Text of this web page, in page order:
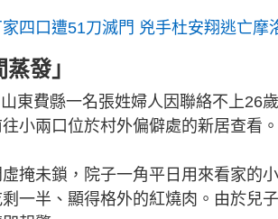
四口遭51刀滅門 兇手杜安翔逃亡摩
發」
東費縣一名張姓婦人因聯絡不上26
小兩口位於村外偏僻處的新居查看。
掩未鎖，院子一角平日用來看家的
一半、顯得格外的紅燒肉。由於兒